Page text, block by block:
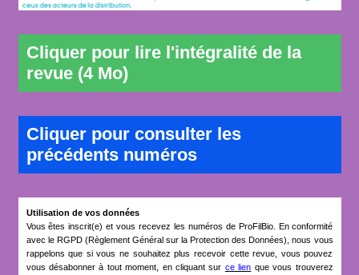
Cliquer pour lire l'intégralité de la
revue (4 Mo)
Cliquer pour consulter les
précédents numéros
Utilisation de vos données
Vous êtes inscrit(e) et vous recevez les numéros de ProFilBio. En conformité
avec le RGPD (Règlement Général sur la Protection des Données) , nous vous
rappelons que si vous ne souhaitez plus recevoir cette revue, vous pouvez
vous désabonner à tout moment, en cliquant sur ce lien que vous trouverez